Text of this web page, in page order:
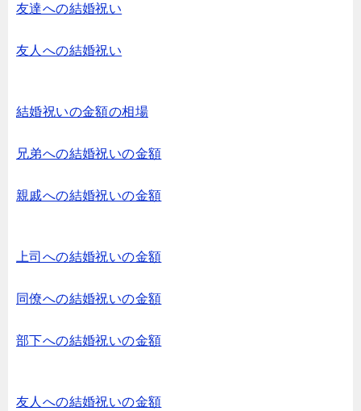
友達への結婚祝い
友人への結婚祝い
結婚祝いの金額の相場
兄弟への結婚祝いの金額
親戚への結婚祝いの金額
上司への結婚祝いの金額
同僚への結婚祝いの金額
部下への結婚祝いの金額
友人への結婚祝いの金額